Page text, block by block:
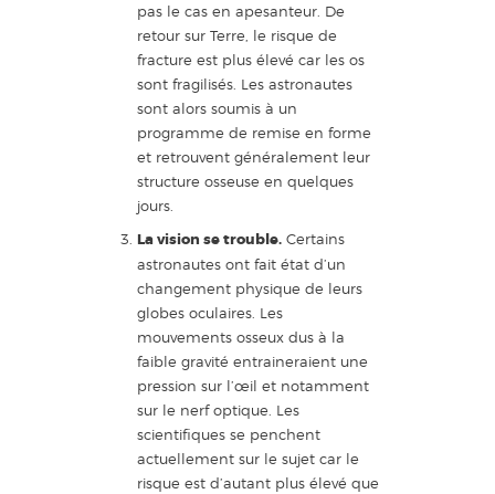
pas le cas en apesanteur. De
retour sur Terre, le risque de
fracture est plus élevé car les os
sont fragilisés. Les astronautes
sont alors soumis à un
programme de remise en forme
et retrouvent généralement leur
structure osseuse en quelques
jours.
La vision se trouble.Certains
astronautes ont fait état d’un
changement physique de leurs
globes oculaires. Les
mouvements osseux dus à la
faible gravité entraineraient une
pression sur l’œil et notamment
sur le nerf optique. Les
scientifiques se penchent
actuellement sur le sujet car le
risque est d’autant plus élevé que